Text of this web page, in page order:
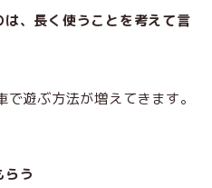
、長く使うことを考えて言
遊ぶ方法が増えてきます。
う